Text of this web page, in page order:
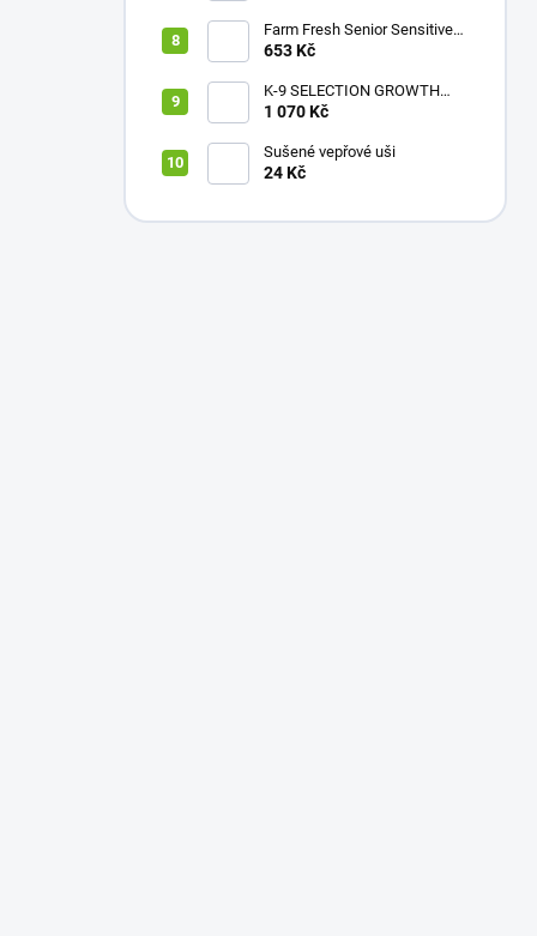
Farm Fresh Senior Sensitive
Reindeer 5 Kg
653 Kč
K-9 SELECTION GROWTH
FORMULA 12 Kg
1 070 Kč
Sušené vepřové uši
24 Kč